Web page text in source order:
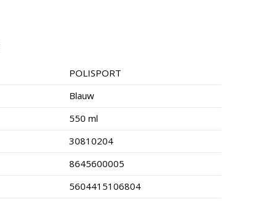
POLISPORT
Blauw
550 ml
30810204
8645600005
5604415106804